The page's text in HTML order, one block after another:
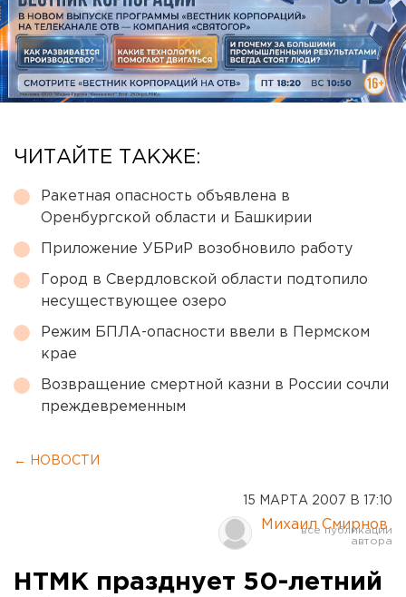
ЧИТАЙТЕ ТАКЖЕ:
Ракетная опасность объявлена в
Оренбургской области и Башкирии
Приложение УБРиР возобновило работу
Город в Свердловской области подтопило
несуществующее озеро
Режим БПЛА-опасности ввели в Пермском
крае
Возвращение смертной казни в России сочли
преждевременным
← НОВОСТИ
15 МАРТА 2007 В 17:10
Михаил Смирнов
НТМК празднует 50-летний